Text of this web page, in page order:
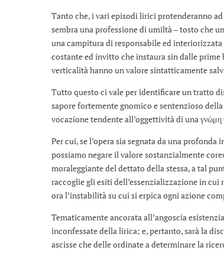
Tanto che, i vari episodi lirici protenderanno
sembra una professione di umiltà – tosto che
una campitura di responsabile ed
costante ed invitto che instaura sin dalle
verticalità hanno un valore sintatticamente
Tutto questo ci vale per identificare un tratto
sapore fortemente gnomico e sentenzioso
vocazione tendente all’oggettività di una
Per cui, se l’opera sia segnata da una
possiamo negare il valore sostanzialmente
moraleggiante del dettato della stessa, a tal
raccoglie gli esiti dell’essenzializzazione in cui
ora l’instabilità su cui si erpica ogni azione
Tematicamente ancorata all’angoscia
inconfessate della lirica; e, pertanto, sarà la
ascisse che delle ordinate a determinare la